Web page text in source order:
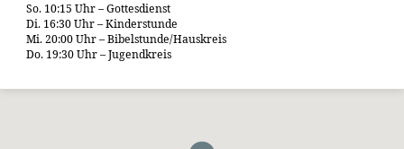
So. 10:15 Uhr – Gottesdienst
Di. 16:30 Uhr – Kinderstunde
Mi. 20:00 Uhr – Bibelstunde/Hauskreis
Do. 19:30 Uhr – Jugendkreis